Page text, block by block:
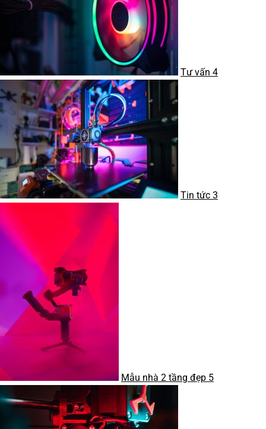
Tư vấn 4
Tin tức 3
Mẫu nhà 2 tầng đẹp 5